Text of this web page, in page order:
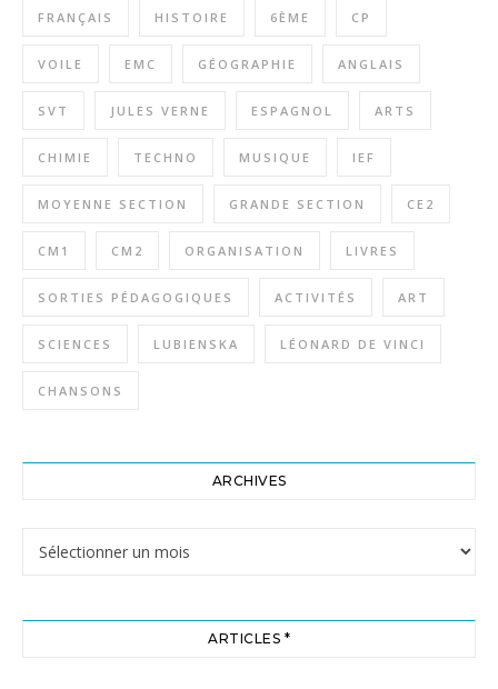
FRANÇAIS HISTOIRE 6ÈME CP
VOILE EMC GÉOGRAPHIE ANGLAIS
SVT JULES VERNE ESPAGNOL ARTS
CHIMIE TECHNO MUSIQUE IEF
MOYENNE SECTION GRANDE SECTION CE2
CM1 CM2 ORGANISATION LIVRES
SORTIES PÉDAGOGIQUES ACTIVITÉS ART
SCIENCES LUBIENSKA LÉONARD DE VINCI
CHANSONS
ARCHIVES
ARTICLES *